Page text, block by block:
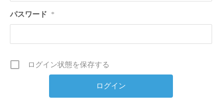
パスワード *
ログイン状態を保存する